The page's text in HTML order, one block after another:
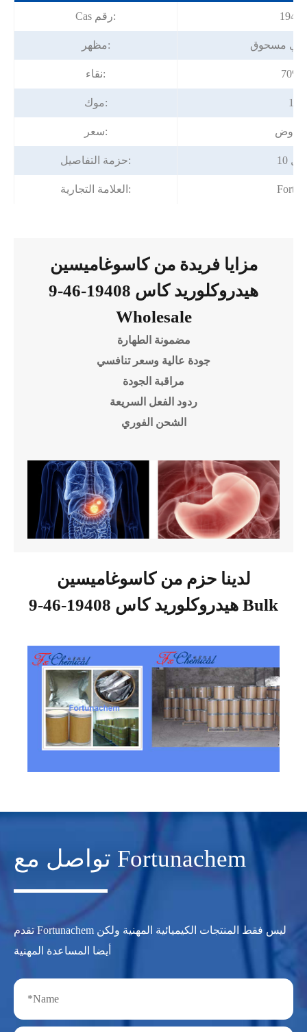
Cas رقم:
مظهر: مسحوق
نقاء:
موك:
سعر:
حزمة التفاصيل:
العلامة التجارية:
مزايا فريدة من كاسوغاميسين
هيدروكلوريد كاس 19408-46-9
Wholesale
مضمونة الطهارة
جودة عالية وسعر تنافسي
مراقبة الجودة
ردود الفعل السريعة
الشحن الفوري
لدينا حزم من كاسوغاميسين
هيدروكلوريد كاس 19408-46-9 Bulk
تواصل مع Fortunachem
تقدم Fortunachem ليس فقط المنتجات الكيميائية المهنية ولكن
أيضا المساعدة المهنية